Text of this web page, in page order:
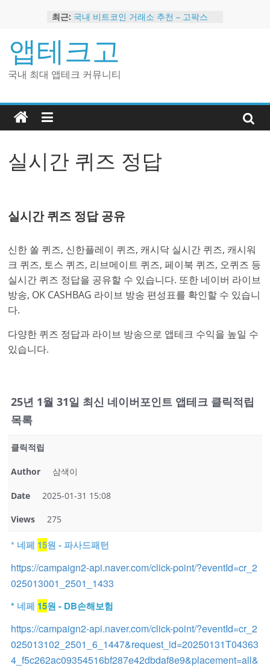
content
최근: 국내 비트코인 거래소 추천 – 고팍스
트
2024 강력히 추천하는 은행 멤버십 현
금 앱테크
해외 코인 거래소 추천 순위 BEST 2
앱테크고
국내 최대 앱테크 커뮤니티
실시간 퀴즈 정답
실시간 퀴즈 정답 공유
신한 쏠 퀴즈, 신한플레이 퀴즈, 캐시닥 실시간 퀴즈, 캐시워
크 퀴즈, 토스 퀴즈, 리브메이트 퀴즈, 페이북 퀴즈, 오퀴즈 등
실시간 퀴즈 정답을 공유할 수 있습니다. 또한 네이버 라이브
방송, OK CASHBAG 라이브 방송 편성표를 확인할 수 있습니
다.
다양한 퀴즈 정답과 라이브 방송으로 앱테크 수익을 높일 수
있습니다.
25년 1월 31일 최신 네이버포인트 앱테크 클릭적립
목록
클릭적립
Author 삼색이
Date 2025-01-31 15:08
Views 275
* 네페 15원 - 파사드패턴
https://campaign2-api.naver.com/click-point/?eventId=cr_2
025013001_2501_1433
* 네페 15원 - DB손해보험
https://campaign2-api.naver.com/click-point/?eventId=cr_2
025013102_2501_6_1447&request_id=20250131T04363
4_f5c262ac09354516bf287e42dbdaf8e9&placement=all&